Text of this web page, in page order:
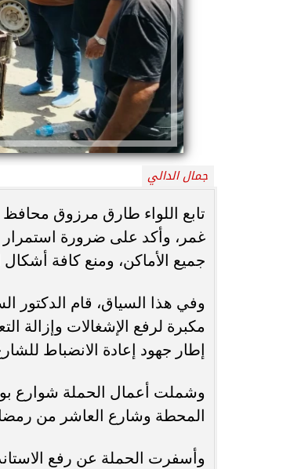
جمال الدالي
تابع اللواء طارق مرزوق محافظ
غمر، وأكد على ضرورة استمرار
جميع الأماكن، ومنع كافة
وفي هذا السياق، قام
مكبرة لرفع الإشغالات وإزالة
إطار جهود إعادة الانضباط
وشملت أعمال الحملة شوارع
المحطة وشارع العاشر من
وأسفرت الحملة عن رفع
محافظ أسيوط : حملات مكثفة لرفع
الإشغالات بحي شرق لإعادة الانضباط
وتحقيق...
رحلت